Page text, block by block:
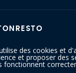
des cookies et
et proposer des
fonctionnent